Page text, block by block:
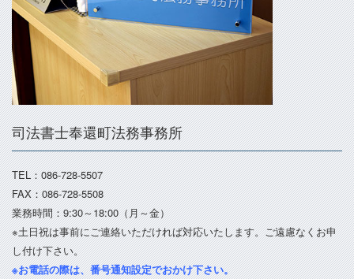
司法書士奉還町法務事務所
TEL：086-728-5507
FAX：086-728-5508
業務時間：9:30～18:00（月～金）
※土日祝は事前にご連絡いただければ対応いたします。ご遠慮なくお申
し付け下さい。
※お電話の際は、番号通知設定でおかけ下さい。